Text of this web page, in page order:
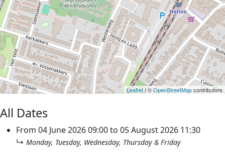
Leaflet| ©OpenStreetMapcontributors
All Dates
From 04 June 202609:00to 05 August 2026 11:30
↳ Monday, Tuesday, Wednesday, Thursday & Friday